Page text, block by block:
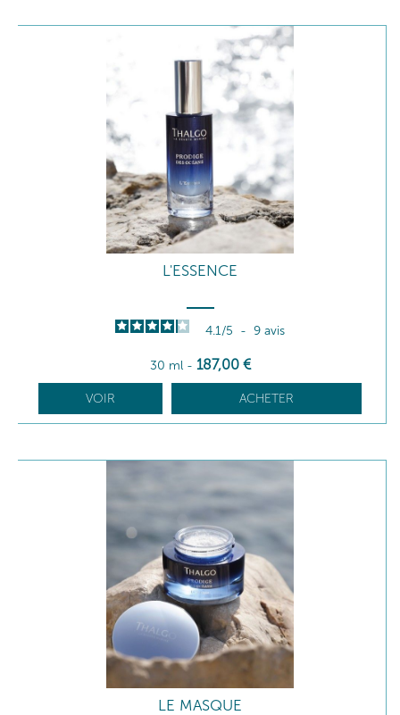
L'ESSENCE
4.1/5 - 9 avis
30 ml - 187,00 €
VOIR ACHETER
LE MASQUE